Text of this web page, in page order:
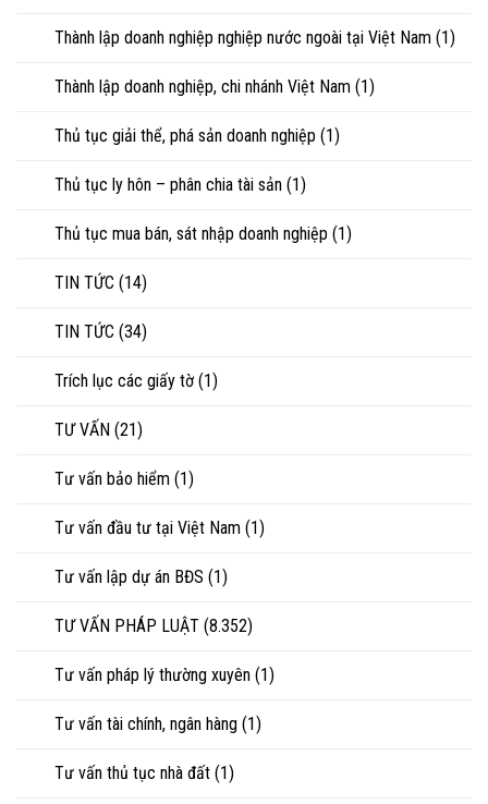
Thành lập doanh nghiệp nghiệp nước ngoài tại Việt Nam (1)
Thành lập doanh nghiệp, chi nhánh Việt Nam (1)
Thủ tục giải thể, phá sản doanh nghiệp (1)
Thủ tục ly hôn – phân chia tài sản (1)
Thủ tục mua bán, sát nhập doanh nghiệp (1)
TIN TỨC (14)
TIN TỨC (34)
Trích lục các giấy tờ (1)
TƯ VẤN (21)
Tư vấn bảo hiểm (1)
Tư vấn đầu tư tại Việt Nam (1)
Tư vấn lập dự án BĐS (1)
TƯ VẤN PHÁP LUẬT (8.352)
Tư vấn pháp lý thường xuyên (1)
Tư vấn tài chính, ngân hàng (1)
Tư vấn thủ tục nhà đất (1)